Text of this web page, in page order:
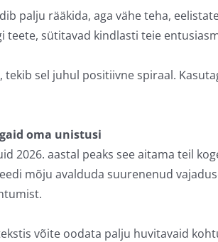
palju rääkida, aga vähe teha,
teete, sütitavad kindlasti teie
tekib sel juhul positiivne spiraal.
oma unistusi
2026. aastal peaks see aitama teil
mõju avalduda suurenenud
võite oodata palju huvitavaid